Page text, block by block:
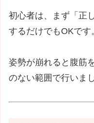
初心者は、まず「正
するだけでもOKです
姿勢が崩れると腹筋
のない範囲で行いま